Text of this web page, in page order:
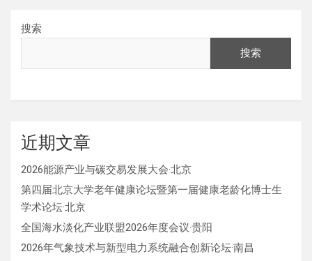
搜索
搜索
近期文章
2026能源产业与碳交易发展大会·北京
第四届北京大学老年健康论坛暨第一届健康老龄化博士生
学术论坛·北京
全国海水淡化产业联盟2026年度会议·贵阳
2026年气象技术与新型电力系统融合创新论坛·南昌